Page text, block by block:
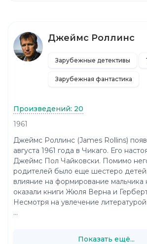
Джеймс Роллинс
Зарубежные детективы
Зарубежная фантастика
Произведений: 20
1961
Джеймс Роллинс (James Rollins)
августа 1961 года в Чикаго. Его
Джеймс Пол Чайковски. Помимо
родителей было еще шестеро
влияние на формирование мальчика
оказали книги Жюля Верна и
Несмотря на увлечение
...
Показать ещё...